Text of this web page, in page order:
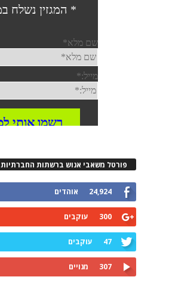
פורטל משאבי אנוש ברשתות החברתיות
24,924 אוהדים
300 עוקבים
47 עוקבים
307 מנויים